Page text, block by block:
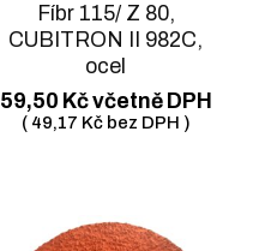
Fíbr 115/ Z 80,
CUBITRON II 982C,
ocel
59,50 Kčvčetně DPH
( 49,17 Kčbez DPH )